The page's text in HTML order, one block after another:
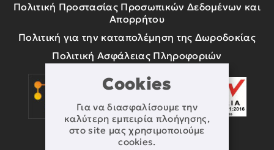
Cookies
Για να διασφαλίσουμε την
καλύτερη εμπειρία πλοήγησης,
στο site μας χρησιμοποιούμε
cookies.
Πολιτική Προστασίας Προσωπικών Δεδομένων και
Απορρήτου
Πολιτική για την καταπολέμηση της Δωροδοκίας
Πολιτική Ασφάλειας Πληροφοριών